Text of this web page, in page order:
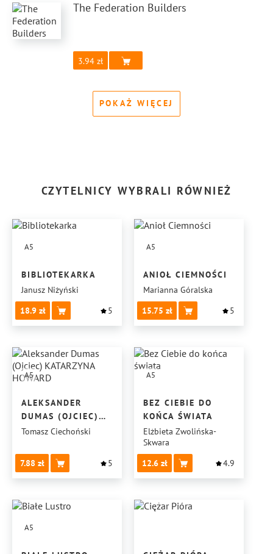
The Federation Builders
3.94
POKAŻ WIĘCEJ
CZYTELNICY WYBRALI RÓWNIEŻ
A5
BIBLIOTEKARKA
Janusz Niżyński
18.9
5
A5
ANIOŁ CIEMNOŚCI
Marianna Góralska
15.75
5
A5
ALEKSANDER
DUMAS (OJCIEC)
KATARZYNA
Tomasz Ciechoński
7.88 5
A5
BEZ CIEBIE DO
KOŃCA ŚWIATA
Elżbieta Zwolińska-
Skwara
12.6
4.9
A5